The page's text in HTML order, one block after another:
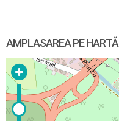
AMPLASAREA PE HARTĂ